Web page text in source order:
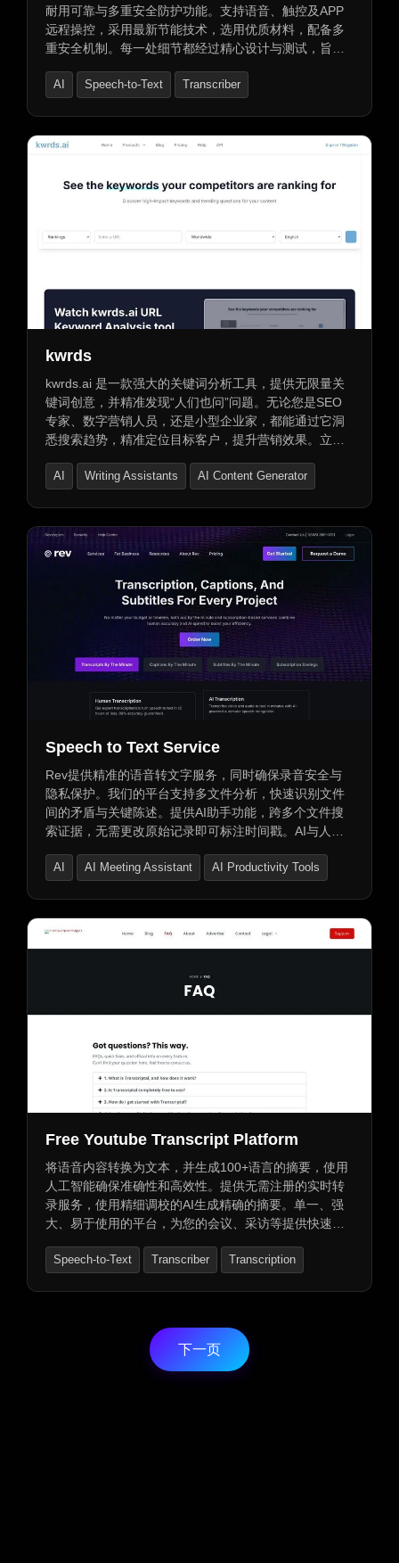
耐用可靠与多重安全防护功能。支持语音、触控及APP
远程操控，采用最新节能技术，选用优质材料，配备多
重安全机制。每一处细节都经过精心设计与测试，旨在
支持服务，包括免费交易支持、安全付款保障和无忧付
AI Speech-to-Text Transcriber
kwrds
kwrds.ai 是一款强大的关键词分析工具，提供无限量关
键词创意，并精准发现“人们也问”问题。无论您是SEO
专家、数字营销人员，还是小型企业家，都能通过它洞
悉搜索趋势，精准定位目标客户，提升营销效果。立即
同时，还能查看竞争对手正在排名的关键词，助您轻松
AI Writing Assistants AI Content Generator
Speech to Text Service
Rev提供精准的语音转文字服务，同时确保录音安全与
隐私保护。我们的平台支持多文件分析，快速识别文件
间的矛盾与关键陈述。提供AI助手功能，跨多个文件搜
索证据，无需更改原始记录即可标注时间戳。AI与人类
庭要求。支持移动应用，现场采访和口述记录实时同
全措施，遵守HIPAA、SOC 2等安全标准。按分钟或订
AI AI Meeting Assistant AI Productivity Tools
Free Youtube Transcript Platform
将语音内容转换为文本，并生成100+语言的摘要，使用
人工智能确保准确性和高效性。提供无需注册的实时转
录服务，使用精细调校的AI生成精确的摘要。单一、强
大、易于使用的平台，为您的会议、采访等提供快速、
Speech-to-Text Transcriber Transcription
下一页